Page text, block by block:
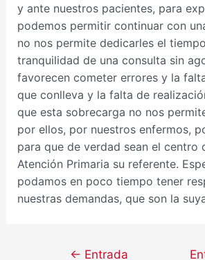
y ante nuestros pacientes, para
podemos permitir continuar con
no nos permite dedicarles el
tranquilidad de una consulta sin
favorecen cometer errores y la
que conlleva y la falta de
que esta sobrecarga no nos
por ellos, por nuestros enfermos,
para que de verdad sean el centro
Atención Primaria su referente.
podamos en poco tiempo tener
nuestras demandas, que son la
← Entrada